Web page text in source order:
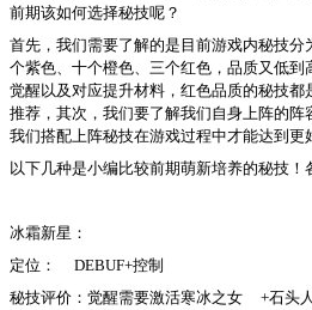
前期该如何选择秘技呢？
首先，我们需要了解的是目前游戏内秘技分
个紫色、十个橙色、三个红色，品质又低到
觉醒以及对应提升材料，红色品质的秘技都
推荐，其次，我们要了解我们自身上阵的
我们搭配上阵秘技在游戏过程中才能达到更
以下几种是小编比较前期萌新培养的秘技
冰霜新星：
定位：
DEBUF+控制
秘技评价：觉醒需要激活寒冰之女
+石头